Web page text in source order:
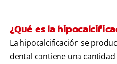
¿Qué es la
La hipocalcificación se
dental contiene una cantidad